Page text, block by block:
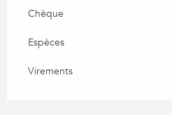
Chèque
Espèces
Virements